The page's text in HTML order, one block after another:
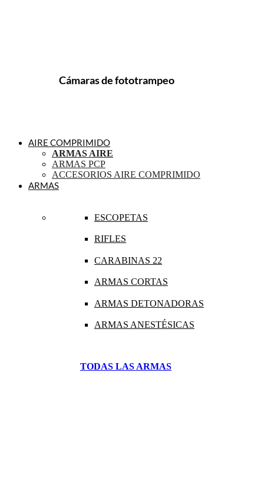
Cámaras de fototrampeo
AIRE COMPRIMIDO
ARMAS AIRE
ARMAS PCP
ACCESORIOS AIRE COMPRIMIDO
ARMAS
ESCOPETAS
RIFLES
CARABINAS 22
ARMAS CORTAS
ARMAS DETONADORAS
ARMAS ANESTÉSICAS
TODAS LAS ARMAS